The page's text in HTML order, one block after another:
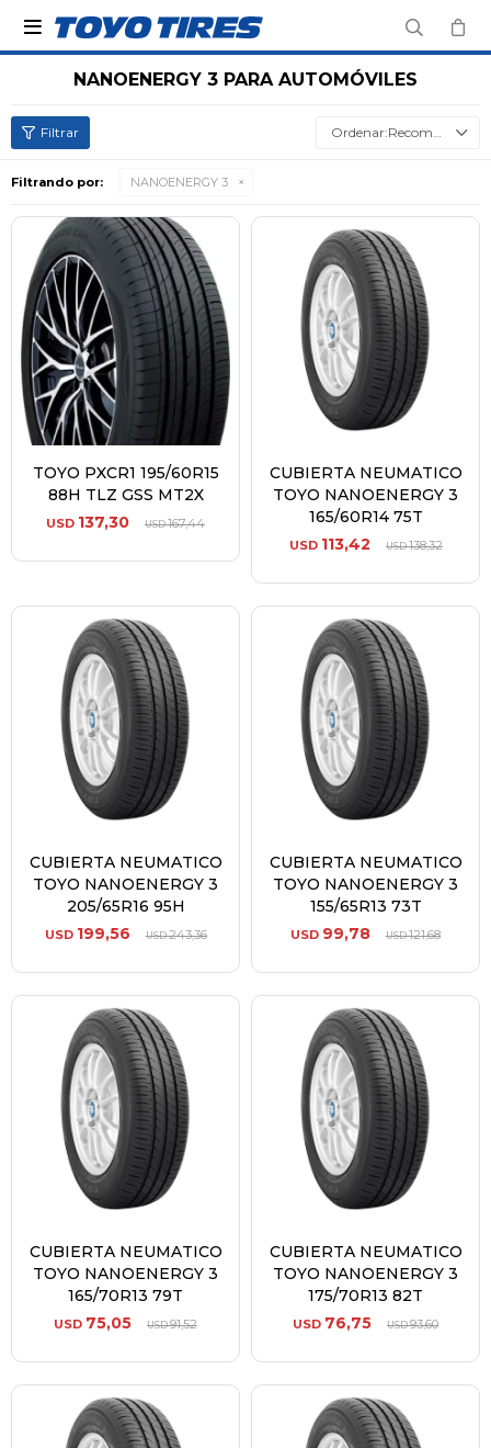

NANOENERGY 3 PARA AUTOMÓVILES
Recomendados
Filtrando por: NANOENERGY 3
TOYO PXCR1 195/60R15
88H TLZ GSS MT2X
USD 137,30 USD167,44
CUBIERTA NEUMATICO
TOYO NANOENERGY 3
165/60R14 75T
USD 113,42 USD138,32
CUBIERTA NEUMATICO
TOYO NANOENERGY 3
205/65R16 95H
USD 199,56 USD243,36
CUBIERTA NEUMATICO
TOYO NANOENERGY 3
155/65R13 73T
USD 99,78 USD121,68
CUBIERTA NEUMATICO
TOYO NANOENERGY 3
165/70R13 79T
USD 75,05 USD91,52
CUBIERTA NEUMATICO
TOYO NANOENERGY 3
175/70R13 82T
USD 76,75 USD93,60